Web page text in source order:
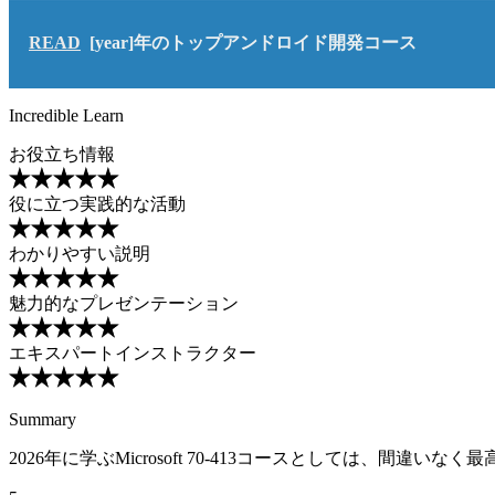
READ [year]年のトップアンドロイド開発コース
Incredible Learn
お役立ち情報
役に立つ実践的な活動
わかりやすい説明
魅力的なプレゼンテーション
エキスパートインストラクター
Summary
2026年に学ぶMicrosoft 70-413コースとしては、間違いなく最